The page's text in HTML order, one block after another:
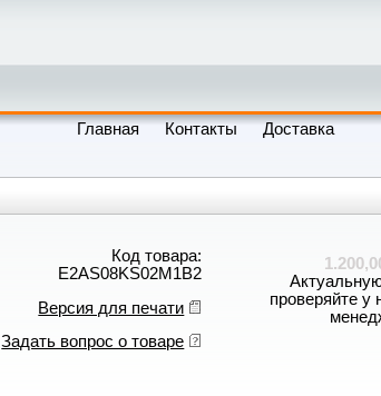
Главная Контакты
Доставка
Код товара:
E2AS08KS02M1B2
Версия для печати
Задать вопрос о товаре
проверяйте у